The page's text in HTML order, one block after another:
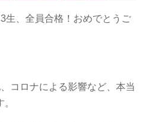
生、全員合格！おめでとうご
コロナによる影響など、本当